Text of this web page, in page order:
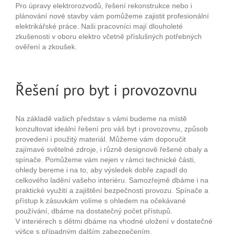
Pro úpravy elektrorozvodů, řešení rekonstrukce nebo i
plánování nové stavby vám pomůžeme zajistit profesionální
elektrikářské práce. Naši pracovníci mají dlouholeté
zkušenosti v oboru elektro včetně příslušných potřebných
ověření a zkoušek.
Řešení pro byt i provozovnu
Na základě vašich představ s vámi budeme na místě
konzultovat ideální řešení pro váš byt i provozovnu, způsob
provedení i použitý materiál. Můžeme vám doporučit
zajímavé světelné zdroje, i různě designově řešené obaly a
spínače. Pomůžeme vám nejen v rámci technické části,
ohledy bereme i na to, aby výsledek dobře zapadl do
celkového ladění vašeho interiéru. Samozřejmě dbáme i na
praktické využití a zajištění bezpečnosti provozu. Spínače a
přístup k zásuvkám volíme s ohledem na očekávané
používání, dbáme na dostatečný počet přístupů.
V interiérech s dětmi dbáme na vhodné uložení v dostatečné
výšce s případným dalším zabezpečením.